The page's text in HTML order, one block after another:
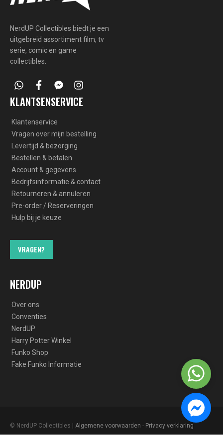
NerdUP Collectibles biedt je een
uitgebreid assortiment film, tv
serie, comic en game
collectibles.
whatsappfacebook
facebook-
messenger
instagram
KLANTSENSERVICE
Klantenservice
Vragen over mijn bestelling
Levertijd & bezorging
Bestellen & betalen
Account & gegevens
Bedrijfsinformatie & contact
Retourneren & annuleren
Pre-order / Reserveringen
Hulp bij je keuze
VRAGEN?
NERDUP
Over ons
Conventies
NerdUP
Harry Potter Winkel
Funko Shop
Fake Funko Informatie
© NerdUP Collectibles | Algemene voorwaarden - Privacy verklaring